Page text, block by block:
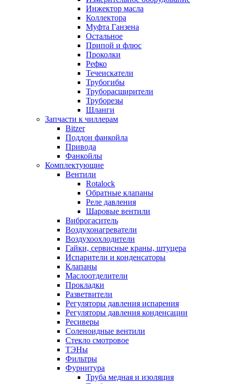
Инжектор масла
Коллектора
Муфта Ганзена
Остальное
Припой и флюс
Проколки
Рефко
Течеискатели
Трубогибы
Труборасширители
Труборезы
Шланги
Запчасти к чиллерам
Bitzer
Поддон фанкойла
Привода
Фанкойлы
Комплектующие
Вентили
Rotalock
Обратные клапаны
Реле давления
Шаровые вентили
Виброгаситель
Воздухонагреватели
Воздухоохлодители
Гайки, сервисные краны, штуцера
Испарители и конденсаторы
Клапаны
Маслоотделители
Прокладки
Разветвители
Регуляторы давления испарения
Регуляторы давления конденсации
Ресиверы
Соленоидные вентили
Стекло смотровое
ТЭНы
Фильтры
Фурнитура
Труба медная и изоляция